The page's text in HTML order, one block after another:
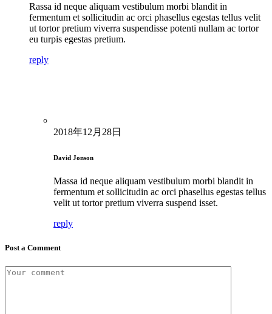
Rassa id neque aliquam vestibulum morbi blandit in
fermentum et sollicitudin ac orci phasellus egestas tellus velit
ut tortor pretium viverra suspendisse potenti nullam ac tortor
eu turpis egestas pretium.
reply
2018年12月28日
David Jonson
Massa id neque aliquam vestibulum morbi blandit in
fermentum et sollicitudin ac orci phasellus egestas tellus
velit ut tortor pretium viverra suspend isset.
reply
Post a Comment